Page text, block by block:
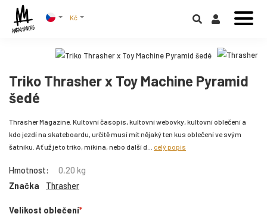
Kč
Triko Thrasher x Toy Machine Pyramid
šedé
Thrasher Magazine. Kultovní časopis, kultovní webovky, kultovní oblečení a
kdo jezdí na skateboardu, určitě musí mít nějaký ten kus oblečení ve svým
šatníku. Ať už je to triko, mikina, nebo další d... celý popis
Hmotnost:
0,20 kg
Značka
Thrasher
Velikost oblečení